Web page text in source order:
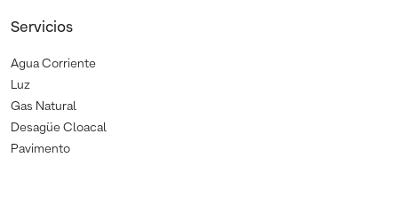
Servicios
Agua Corriente
Luz
Gas Natural
Desagüe Cloacal
Pavimento